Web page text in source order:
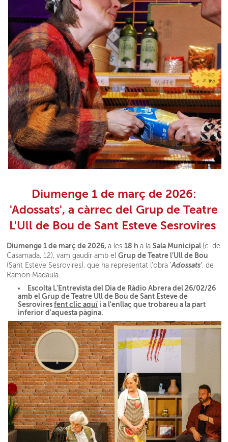
Diumenge 1 de març de 2026:
'Adossats', a càrrec del Grup de Teatre
L'Ull de Bou de Sant Esteve Sesrovires
Diumenge 1 de març de 2026,a les18 ha laSala Municipal (c. de
Casamada, 12), vam gaudir amb elGrup de Teatre l’Ull de Bou
(Sant Esteve Sesrovires), que ha representat l'obra 'Adossats', de
Ramon Madaula.
Escolta L'Entrevista del Dia de Ràdio Abrera del 26/02/26
amb el Grup de Teatre Ull de Bou de Sant Esteve de
Sesroviresfent clic aquí i a l'enllaç que trobareu a la part
inferior d'aquesta pàgina.